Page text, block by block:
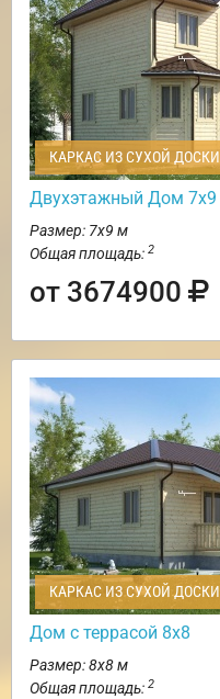
КАРКАС ИЗ СУХОЙ ДОСКИ
Двухэтажный Дом 7х9
Размер: 7х9 м
Общая площадь: 2
от 3674900
КАРКАС ИЗ СУХОЙ ДОСКИ
Дом с террасой 8х8
Размер: 8х8 м
Общая площадь: 2